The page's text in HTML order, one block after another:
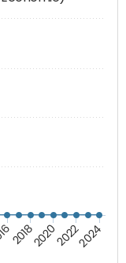
2018202020222024